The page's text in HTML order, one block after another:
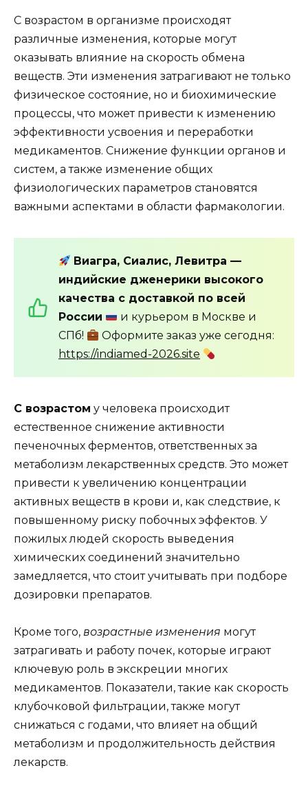
С возрастом в организме происходят
различные изменения, которые могут
оказывать влияние на скорость обмена
веществ. Эти изменения затрагивают не только
физическое состояние, но и биохимические
процессы, что может привести к изменению
эффективности усвоения и переработки
медикаментов. Снижение функции органов и
систем, а также изменение общих
физиологических параметров становятся
важными аспектами в области фармакологии.
Виагра, Сиалис, Левитра —
индийские дженерики высокого
качества с доставкой по всей
России
и курьером в Москве и
СПб!
Оформите заказ уже сегодня:
https://indiamed-2026.site
С возрастом у человека происходит
естественное снижение активности
печеночных ферментов, ответственных за
метаболизм лекарственных средств. Это может
привести к увеличению концентрации
активных веществ в крови и, как следствие, к
повышенному риску побочных эффектов. У
пожилых людей скорость выведения
химических соединений значительно
замедляется, что стоит учитывать при подборе
дозировки препаратов.
Кроме того, возрастные изменения могут
затрагивать и работу почек, которые играют
ключевую роль в экскреции многих
медикаментов. Показатели, такие как скорость
клубочковой фильтрации, также могут
снижаться с годами, что влияет на общий
метаболизм и продолжительность действия
лекарств.